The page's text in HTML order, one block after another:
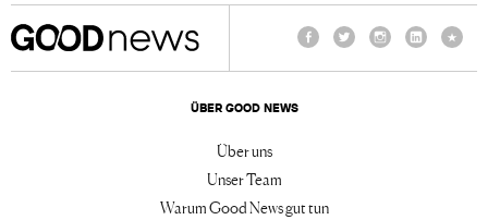
ÜBER GOOD NEWS
Über uns
Unser Team
Warum Good News gut tun